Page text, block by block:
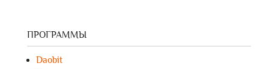
ПРОГРАММЫ
Daobit